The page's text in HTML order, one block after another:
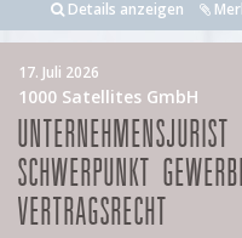
Details anzeigen
17. Juli 2026
1000 Satellites GmbH
SCHWERPUNKT
VERTRAGSRECHT